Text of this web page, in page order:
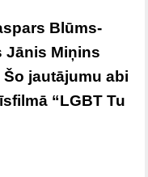
Blūms-
Jānis Miņins
jautājumu abi
“LGBT Tu